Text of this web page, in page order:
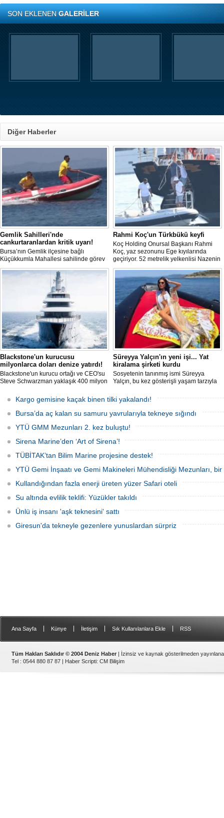
SON EKLENENGALERİLER
Diğer Haberler
Gemlik Sahilleri'nde
cankurtaranlardan kritik uyarı!
Bursa’nın Gemlik ilçesine bağlı
Küçükkumla Mahallesi sahilinde görev
yapan cankurtaranlar, sıcak havalarla
birlikte artan deniz yoğunluğunda
vatandaşların güvenliği için gün boyu
görev yapıyor. Ekipler, boğulma
vakalarının büyük bölümünün kişilerin
kendi sınırlarını aşması ve uyarıları
dikkate almamasından kaynaklandığını
belirtti.
Rahmi Koç'un Türkbükü keyfi
Koç Holding Onursal Başkanı Rahmi
Koç, yaz sezonunu Ege kıyılarında
geçiriyor. 52 metrelik yelkenlisi Nazenin
5 ile mavi tura çıkan Koç, Bodrum
Türkbükü'nde zodiak botla karaya
çıkarken görüntülendi.
Blackstone'un kurucusu
milyonlarca doları denize yatırdı!
Blackstone'un kurucu ortağı ve CEO'su
Steve Schwarzman yaklaşık 400 milyon
aldı. Project 1014 adlı yat 101 metre
uzunluğunda...
Süreyya Yalçın'ın yeni işi... Yat
kiralama şirketi kurdu
Sosyetenin tanınmış ismi Süreyya
Yalçın, bu kez gösterişli yaşam tarzıyla
gündem oldu. Yalçın Bodrum merkezli
bir yat kiralama şirketi kurdu.
Kargo gemisine kaçak binen tilki yakalandı!
Bursa’da aç kalan su samuru yavrularıyla tekneye sığındı
YTÜ GMM Mezunları 2. kez buluştu!
Sirena Marine’den ‘Art of Sirena’!
TÜBİTAK’tan Bilim Marine projesine destek!
YTÜ Gemi İnşaatı ve Gemi Makineleri Mühendisliği Mezunları,
Kullandığından fazla enerji üreten yüzer Safari oteli
Su altında evlilik teklifi: Yüzükler takıldı
Ünlü iş insanı 'aşk teknesini' sattı
Giresun'da tekneyle gezenlere yunuslardan sürpriz
Fransız Meridiam,
ihalesine hazırlanıyor
Bloomberg'in haberine
altyapı yatırım şirketi
Temmuz Şehitler
Sultan Mehmet
özelleştirilmesine
ilgileniyor.
Varlık Fonu’ndan
Yardımcısı Aziz Murat
satış ya da imtiyaz devri
belirterek, “Yük limanı
yerli ve milli Alport’a
açıklamasında
listesinden
Ana Sayfa Künye İletişim Sık Kullanılanlara Ekle RSS
Tüm Hakları Saklıdır © 2004 Deniz Haber | İzinsiz ve kaynak gösterilmeden
Tel : 0544 880 87 87 | Haber Scripti: CM Bilişim